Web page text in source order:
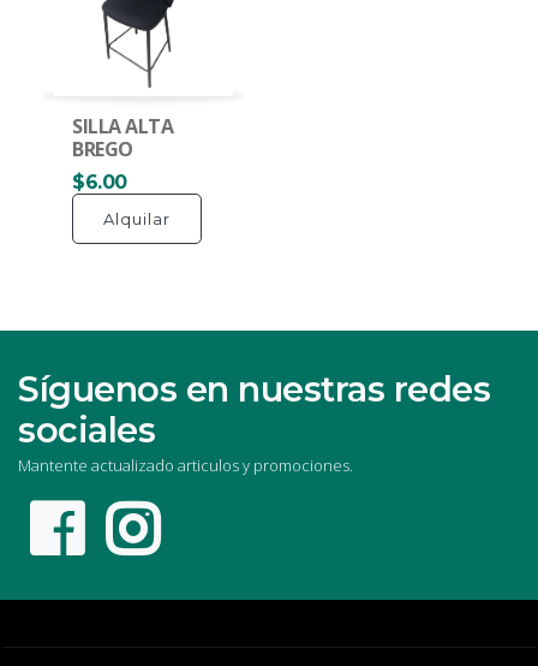
SILLA ALTA
BREGO
$6.00
Alquilar
Síguenos en nuestras redes
sociales
Mantente actualizado articulos y promociones.